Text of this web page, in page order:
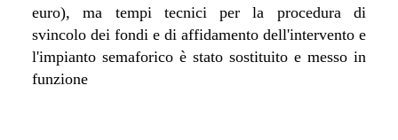
euro), ma tempi tecnici per la procedura di
svincolo dei fondi e di affidamento dell'intervento e
l'impianto semaforico è stato sostituito e messo in
funzione